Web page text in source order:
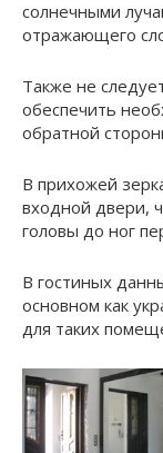
солнечными
отражающего
Также не
обеспечить
обратной
В прихожей
входной двери,
головы до ног
В гостиных
основном как
для таких